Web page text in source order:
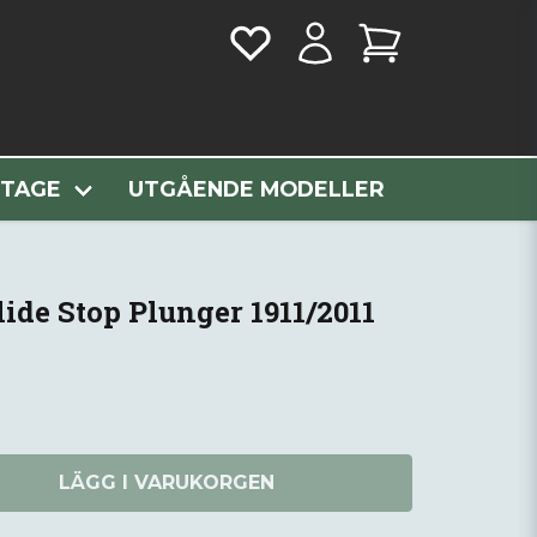
UTGÅENDE MODELLER
Stop Plunger 1911/2011
Stop Plunger 1911/2011
LÄGG I VARUKORGEN